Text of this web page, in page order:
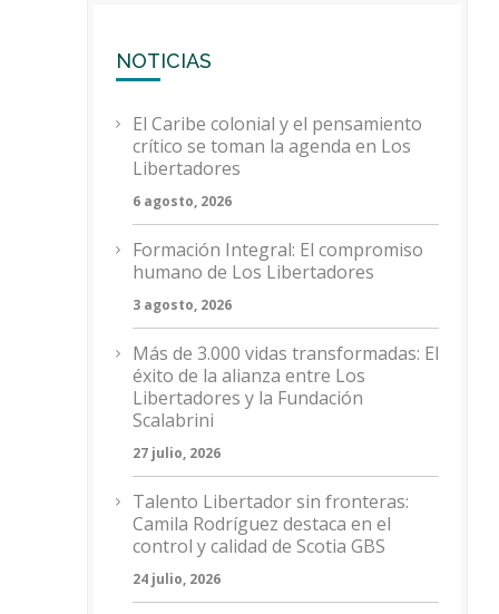
NOTICIAS
El Caribe colonial y el pensamiento
crítico se toman la agenda en Los
Libertadores
6 agosto, 2026
Formación Integral: El compromiso
humano de Los Libertadores
3 agosto, 2026
Más de 3.000 vidas transformadas: El
éxito de la alianza entre Los
Libertadores y la Fundación
Scalabrini
27 julio, 2026
Talento Libertador sin fronteras:
Camila Rodríguez destaca en el
control y calidad de Scotia GBS
24 julio, 2026